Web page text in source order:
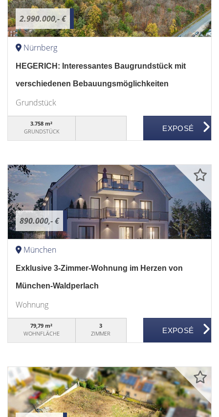
2.990.000,- €
Nürnberg
HEGERICH: Interessantes Baugrundstück mit
verschiedenen Bebauungsmöglichkeiten
Grundstück
3.758 m²
GRUNDSTÜCK
890.000,- €
München
Exklusive 3-Zimmer-Wohnung im Herzen von
München-Waldperlach
Wohnung
79,79 m²
WOHNFLÄCHE
3
ZIMMER